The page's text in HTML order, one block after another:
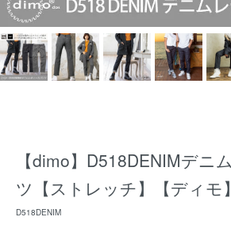
【dimo】D518DENIMデニ
ツ【ストレッチ】【ディモ】
D518DENIM